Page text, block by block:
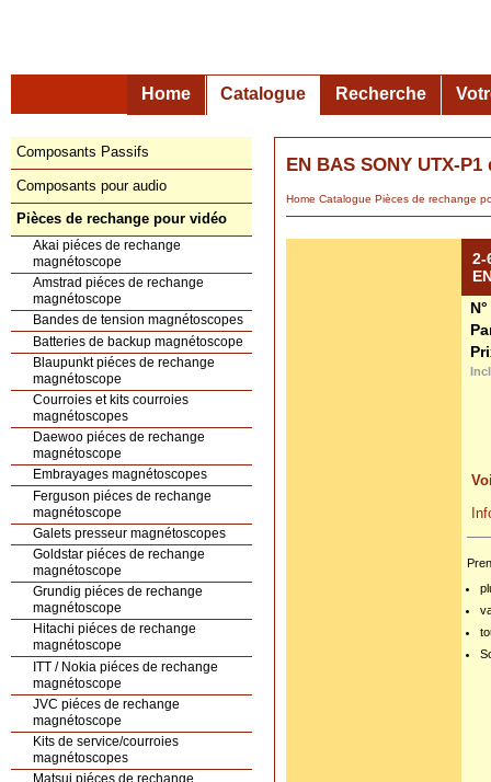
Home Catalogue Recherche
Composants Passifs
Composants pour audio
Pièces de rechange pour vidéo
Akai piéces de rechange
magnétoscope
Amstrad piéces de rechange
magnétoscope
Bandes de tension magnétoscopes
Batteries de backup magnétoscope
Blaupunkt piéces de rechange
magnétoscope
Courroies et kits courroies
magnétoscopes
Daewoo piéces de rechange
magnétoscope
Embrayages magnétoscopes
Ferguson piéces de rechange
magnétoscope
Galets presseur magnétoscopes
Goldstar piéces de rechange
magnétoscope
Grundig piéces de rechange
magnétoscope
Hitachi piéces de rechange
magnétoscope
ITT / Nokia piéces de rechange
magnétoscope
JVC piéces de rechange
magnétoscope
Kits de service/courroies
magnétoscopes
Matsui piéces de rechange
EN BAS SONY UTX-
Home Catalogue Pièces de rechange
2-